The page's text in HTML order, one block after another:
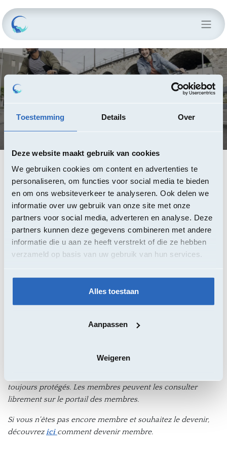
Toestemming Details Over
Deze website maakt gebruik van cookies
We gebruiken cookies om content en advertenties te
personaliseren, om functies voor social media te bieden
en om ons websiteverkeer te analyseren. Ook delen we
informatie over uw gebruik van onze site met onze
partners voor social media, adverteren en analyse. Deze
partners kunnen deze gegevens combineren met andere
informatie die u aan ze heeft verstrekt of die ze hebben
verzameld op basis van uw gebruik van hun services.
Alles toestaan
Aanpassen
Weigeren
Cet accord-cadre a pour objet la location de vélo.
Contractants
o2o - Burggravenlaan 31, 9000 Gent
Einddatum Contract
19/12/2027
Pour des raisons commerciales, les documents du marché,
toujours protégés. Les membres peuvent les consulter
librement sur le portail des membres.
Si vous n'êtes pas encore membre et souhaitez le devenir,
découvrezici comment devenir membre.